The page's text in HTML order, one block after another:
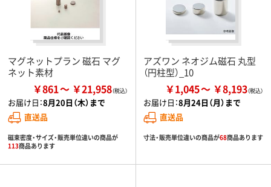
マグネットプラン 磁石 マグ
ネット素材
￥861 ￥21,958
お届け日：8月20日（木）まで
直送品
磁束密度・サイズ・販売単位違いの商品が
113商品あります
アズワン ネオジム磁石 丸型
（円柱型）_10
￥1,045 ￥8,193
お届け日：8月24日（月）まで
直送品
寸法・販売単位違いの商品が68商品あります